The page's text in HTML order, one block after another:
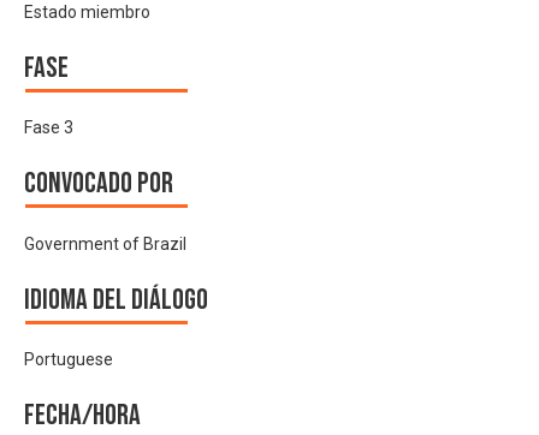
Estado miembro
Fase
Fase 3
Convocado por
Government of Brazil
Idioma del Diálogo
Portuguese
Fecha/hora